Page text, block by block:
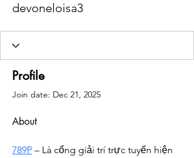
devoneloisa3
Profile
Join date: Dec 21, 2025
About
789P – Là cổng giải trí trực tuyến hiện